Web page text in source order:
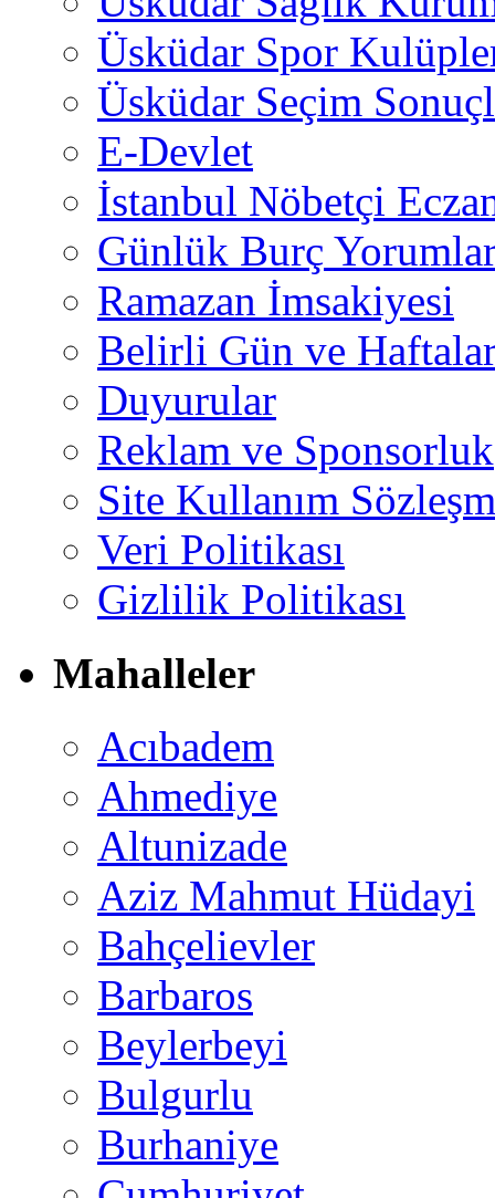
Üsküdar Spor
Üsküdar Seçim
E-Devlet
İstanbul Nöbetçi
Günlük Burç
Ramazan İmsakiyesi
Belirli Gün ve
Duyurular
Reklam ve Sponsorluk
Site Kullanım
Veri Politikası
Gizlilik Politikası
Mahalleler
Acıbadem
Ahmediye
Altunizade
Aziz Mahmut Hüdayi
Bahçelievler
Barbaros
Beylerbeyi
Bulgurlu
Burhaniye